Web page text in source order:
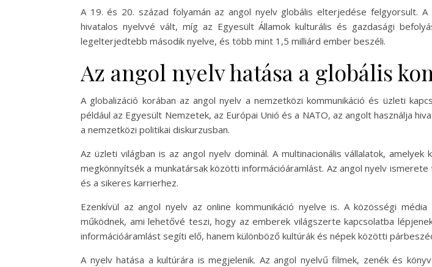
A 19. és 20. század folyamán az angol nyelv globális elterjedése felgyorsult.
hivatalos nyelvvé vált, míg az Egyesült Államok kulturális és gazdasági
legelterjedtebb második nyelve, és több mint 1,5 milliárd ember beszéli.
Az angol nyelv hatása a globális
A globalizáció korában az angol nyelv a nemzetközi kommunikáció és üzleti
például az Egyesült Nemzetek, az Európai Unió és a NATO, az angolt használja
a nemzetközi politikai diskurzusban.
Az üzleti világban is az angol nyelv dominál. A multinacionális vállalatok,
megkönnyítsék a munkatársak közötti információáramlást. Az angol nyelv
és a sikeres karrierhez.
Ezenkívül az angol nyelv az online kommunikáció nyelve is. A közösségi
működnek, ami lehetővé teszi, hogy az emberek világszerte kapcsolatba
információáramlást segíti elő, hanem különböző kultúrák és népek közötti
A nyelv hatása a kultúrára is megjelenik. Az angol nyelvű filmek, zenék és